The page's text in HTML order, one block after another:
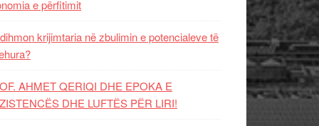
e përfitimit
krijimtaria në zbulimin e potencialeve të
AHMET QERIQI DHE EPOKA E
DHE LUFTЁS PЁR LIRI!